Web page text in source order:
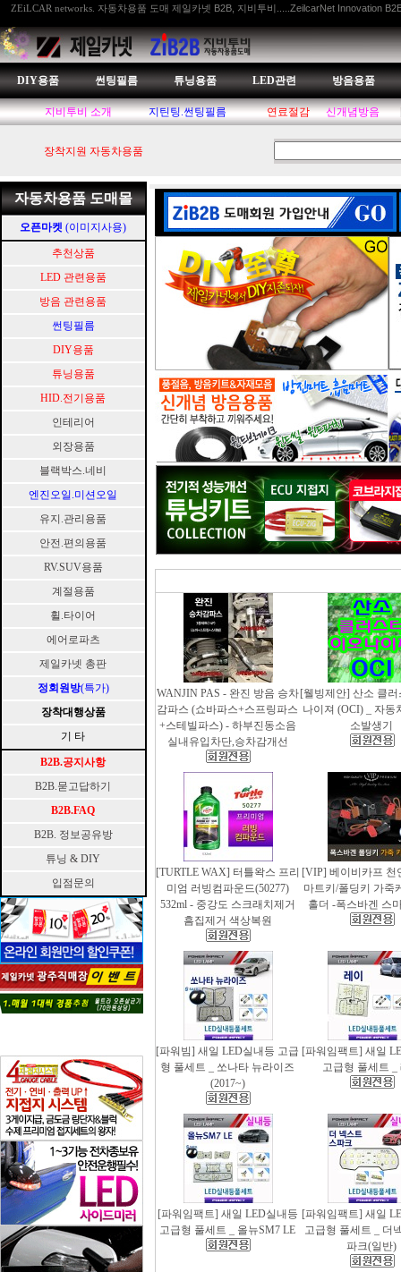
ZEiLCAR networks. 자동차용품 도매 제일카넷 B2B, 지비투비.....ZeilcarNet Innovation
DIY용품 썬팅필름 튜닝용품 LED관련 방음용품
지비투비 소개 지틴팅.썬팅필름 연료절감 신개념방음
장착지원 자동차용품
자동차용품 도매몰
오픈마켓 (이미지사용)
추천상품
LED 관련용품
방음 관련용품
썬팅필름
DIY용품
튜닝용품
HID.전기용품
인테리어
외장용품
블랙박스.네비
엔진오일.미션오일
유지.관리용품
안전.편의용품
RV.SUV용품
계절용품
휠.타이어
에어로파츠
제일카넷 총판
정회원방(특가)
장착대행상품
기 타
B2B.공지사항
B2B.묻고답하기
B2B.FAQ
B2B. 정보공유방
튜닝 & DIY
입점문의
WANJIN PAS - 완진 방음 승차
감파스 (쇼바파스+스프링파스
+스테빌파스) - 하부진동소음
실내유입차단,승차감개선
[웰빙제안] 산소 클
나이져 (OCI) _ 자동
소발생기
[TURTLE WAX] 터틀왁스 프리
미엄 러빙컴파운드(50277)
532ml - 중강도 스크래치제거
흠집제거 색상복원
[VIP] 베이비카프 천
마트키/폴딩키 가죽
홀더 -폭스바겐 스
[파워빔] 새일 LED실내등 고급
형 풀세트 _ 쏘나타 뉴라이즈
(2017~)
[파워임팩트] 새일
고급형 풀세트 _
[파워임팩트] 새일 LED실내등
고급형 풀세트 _ 올뉴SM7 LE
[파워임팩트] 새일
고급형 풀세트 _ 더
파크(일반)